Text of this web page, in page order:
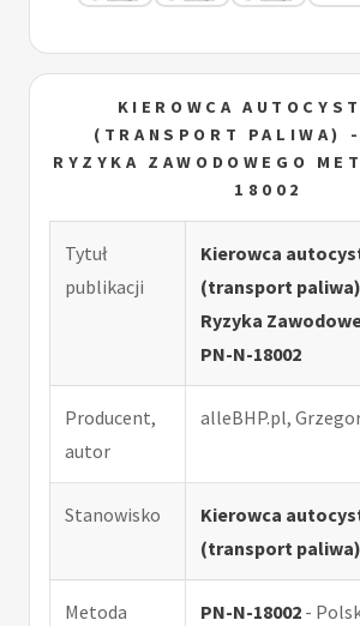
KIEROWCA
(TRANSPORT PALIWA) -
RYZYKA ZAWODOWEGO
18002
Tytuł
publikacji
Kierowca
(transport paliwa)
Ryzyka
PN-N-18002
Producent,
autor
alleBHP.pl,
Stanowisko
Kierowca
(transport paliwa)
Metoda
PN-N-18002 -